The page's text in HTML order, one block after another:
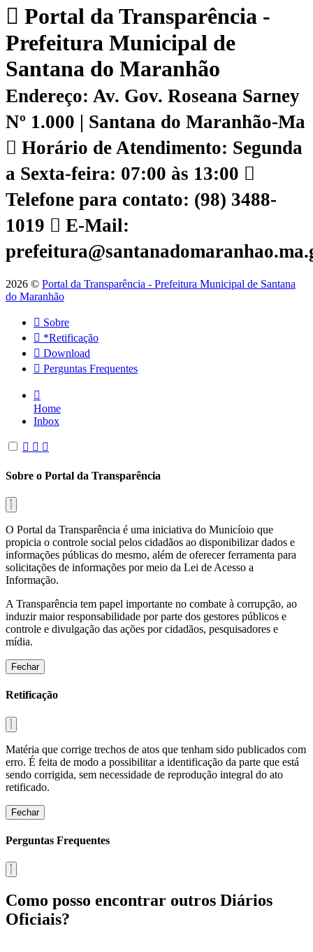
Portal da Transparência -
Prefeitura Municipal de
Santana do Maranhão
Endereço: Av. Gov. Roseana Sarney
Nº 1.000 | Santana do Maranhão-Ma
Horário de Atendimento: Segunda
a Sexta-feira: 07:00 às 13:00
Telefone para contato: (98) 3488-
1019
E-Mail:
2026 © Portal da Transparência - Prefeitura Municipal de Santana
do Maranhão
Sobre
*Retificação
Download
Perguntas Frequentes
Home
Inbox
Sobre o Portal da Transparência
O Portal da Transparência é uma iniciativa do Municíoio que
propicia o controle social pelos cidadãos ao disponibilizar dados e
informações públicas do mesmo, além de oferecer ferramenta para
solicitações de informações por meio da Lei de Acesso a
Informação.
A Transparência tem papel importante no combate à corrupção, ao
induzir maior responsabilidade por parte dos gestores públicos e
controle e divulgação das ações por cidadãos, pesquisadores e
mídia.
Fechar
Retificação
Matéria que corrige trechos de atos que tenham sido publicados com
erro. É feita de modo a possibilitar a identificação da parte que está
sendo corrigida, sem necessidade de reprodução integral do ato
retificado.
Fechar
Perguntas Frequentes
Como posso encontrar outros Diários
Oficiais?